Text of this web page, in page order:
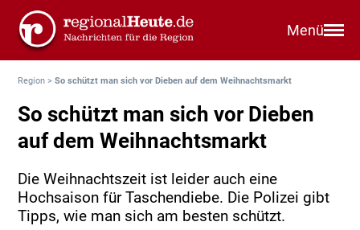
Menü
Region >So schützt man sich vor Dieben auf dem Weihnachtsmarkt
So schützt man sich vor Dieben
auf dem Weihnachtsmarkt
Die Weihnachtszeit ist leider auch eine
Hochsaison für Taschendiebe. Die Polizei gibt
Tipps, wie man sich am besten schützt.